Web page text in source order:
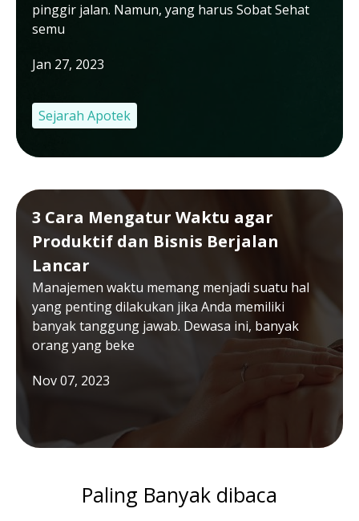
pinggir jalan. Namun, yang harus Sobat Sehat
semu
Jan 27, 2023
Sejarah Apotek
3 Cara Mengatur Waktu agar
Produktif dan Bisnis Berjalan
Lancar
Manajemen waktu memang menjadi suatu hal
yang penting dilakukan jika Anda memiliki
banyak tanggung jawab. Dewasa ini, banyak
orang yang beke
Nov 07, 2023
Paling Banyak dibaca